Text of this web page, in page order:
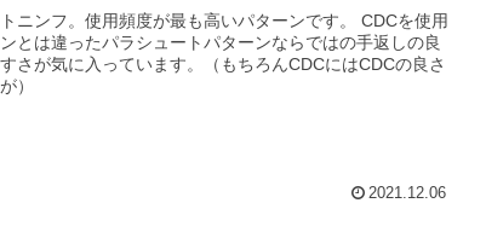
ニンフ。使用頻度が最も高いパターンです。 CDCを使用
とは違ったパラシュートパターンならではの手返しの良
さが気に入っています。（もちろんCDCにはCDCの良さ
）
2021.12.06